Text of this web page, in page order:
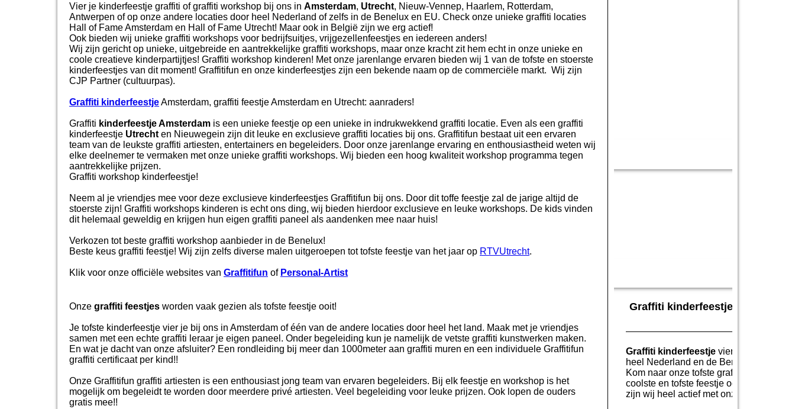
Vier je kinderfeestje graffiti of graffiti workshop bij ons in Amsterdam, Utrecht, Nieuw-Vennep, Haarlem, Rotterdam,
Antwerpen of op onze andere locaties door heel Nederland of zelfs in de Benelux en EU. Check onze unieke graffiti locaties
Hall of Fame Amsterdam en Hall of Fame Utrecht! Maar ook in België zijn we erg actief!
Ook bieden wij unieke graffiti workshops voor bedrijfsuitjes, vrijgezellenfeestjes en iedereen anders!
Wij zijn gericht op unieke, uitgebreide en aantrekkelijke graffiti workshops, maar onze kracht zit hem echt in onze unieke en
coole creatieve kinderpartijtjes! Graffiti workshop kinderen! Met onze jarenlange ervaren bieden wij 1 van de tofste en stoerste
kinderfeestjes van dit moment! Graffitifun en onze kinderfeestjes zijn een bekende naam op de commerciële markt. Wij zijn
CJP Partner (cultuurpas).
Graffiti kinderfeestjeAmsterdam, graffiti feestje Amsterdam en Utrecht: aanraders!
Graffiti kinderfeestje Amsterdam is een unieke feestje op een unieke in indrukwekkend graffiti locatie. Even als een graffiti
kinderfeestje Utrecht en Nieuwegein zijn dit leuke en exclusieve graffiti locaties bij ons. Graffitifun bestaat uit een ervaren
team van de leukste graffiti artiesten, entertainers en begeleiders. Door onze jarenlange ervaring en enthousiastheid weten wij
elke deelnemer te vermaken met onze unieke graffiti workshops. Wij bieden een hoog kwaliteit workshop programma tegen
aantrekkelijke prijzen.
Graffiti workshop kinderfeestje!
Neem al je vriendjes mee voor deze exclusieve kinderfeestjes Graffitifun bij ons. Door dit toffe feestje zal de jarige altijd de
stoerste zijn! Graffiti workshops kinderen is echt ons ding, wij bieden hierdoor exclusieve en leuke workshops. De kids vinden
dit helemaal geweldig en krijgen hun eigen graffiti paneel als aandenken mee naar huis!
Verkozen tot beste graffiti workshop aanbieder in de Benelux!
Beste keus graffiti feestje! Wij zijn zelfs diverse malen uitgeroepen tot tofste feestje van het jaar op RTVUtrecht.
Klik voor onze officiële websites van Graffitifun of Personal-Artist
Onze graffiti feestjes worden vaak gezien als tofste feestje ooit!
Je tofste kinderfeestje vier je bij ons in Amsterdam of één van de andere locaties door heel het land. Maak met je vriendjes
samen met een echte graffiti leraar je eigen paneel. Onder begeleiding kun je namelijk de vetste graffiti kunstwerken maken.
En wat je dacht van onze afsluiter? Een rondleiding bij meer dan 1000meter aan graffiti muren en een individuele Graffitifun
graffiti certificaat per kind!!
Onze Graffitifun graffiti artiesten is een enthousiast jong team van ervaren begeleiders. Bij elk feestje en workshop is het
mogelijk om begeleidt te worden door meerdere privé artiesten. Veel begeleiding voor leuke prijzen. Ook lopen de ouders
gratis mee!!
Graffiti kinderfeestje
Graffiti kinderfeestje vieren? Wij
heel Nederland en de Benelux!
Kom naar onze tofste graffiti locaties
coolste en tofste feestje ooit met al je
zijn wij heel actief met onze tofste